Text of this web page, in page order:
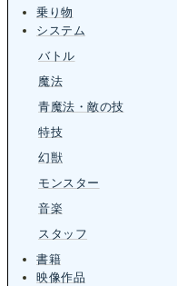
乗り物
システム
バトル
魔法
青魔法・敵の技
特技
幻獣
モンスター
音楽
スタッフ
書籍
映像作品